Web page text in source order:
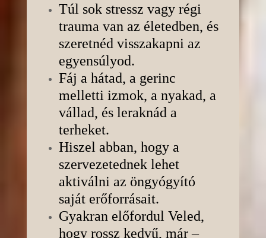
Túl sok stressz vagy régi
trauma van az életedben, és
szeretnéd visszakapni az
egyensúlyod.
Fáj a hátad, a gerinc
melletti izmok, a nyakad, a
vállad, és leraknád a
terheket.
Hiszel abban, hogy a
szervezetednek lehet
aktiválni az öngyógyító
saját erőforrásait.
Gyakran előfordul Veled,
hogy rossz kedvű, már –